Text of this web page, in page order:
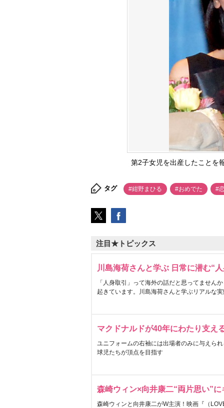
第2子女児を出産したことを
タグ #紺野まひる #おめでた #
注目★トピックス
川島海荷さんと学ぶ 日常に潜む“
「人身取引」って海外の話だと思ってません
起きています。川島海荷さんと学ぶリアルな
マクドナルドが40年にわたり支え
ユニフォームの右袖には出場者のみに与えら
球児たちが頂点を目指す
森崎ウィン×向井康二“両片思い”
森崎ウィンと向井康二がW主演！映画『（